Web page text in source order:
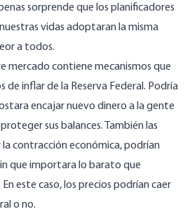
sorprende que los planificadores
vidas adoptaran la misma
a todos.
mercado contiene mecanismos que
de inflar de la Reserva Federal. Podría
encajar nuevo dinero a la gente
sus balances. También las
contracción económica, podrían
que importara lo barato que
este caso, los precios podrían caer
o no.